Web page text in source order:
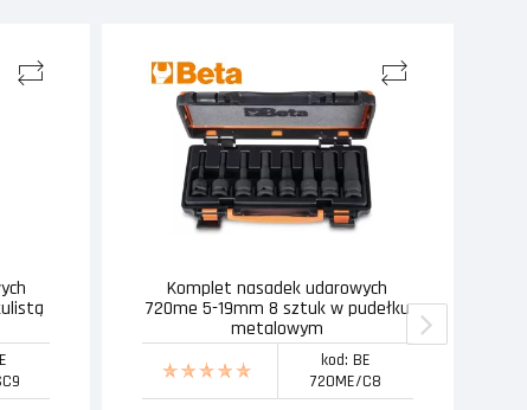
Komplet nasadek udarowych
720me 5-19mm 8 sztuk w pudełku
metalowym
kod: BE
720ME/C8